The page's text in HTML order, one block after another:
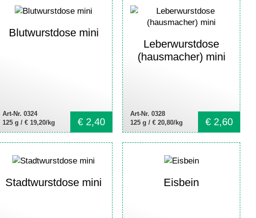
Blutwurstdose mini
Art-Nr. 0324
125 g / € 19,20/kg € 2,40
Leberwurstdose
(hausmacher) mini
Art-Nr. 0328
125 g / € 20,80/kg € 2,60
Stadtwurstdose mini Eisbein